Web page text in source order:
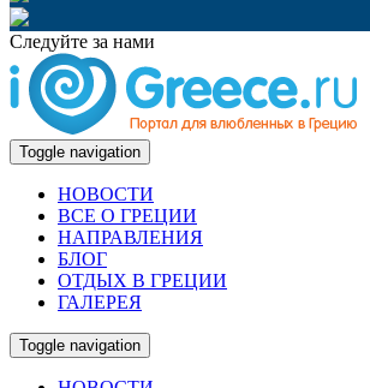
Следуйте за нами
Toggle navigation
НОВОСТИ
ВСЕ О ГРЕЦИИ
НАПРАВЛЕНИЯ
БЛОГ
ОТДЫХ В ГРЕЦИИ
ГАЛЕРЕЯ
Toggle navigation